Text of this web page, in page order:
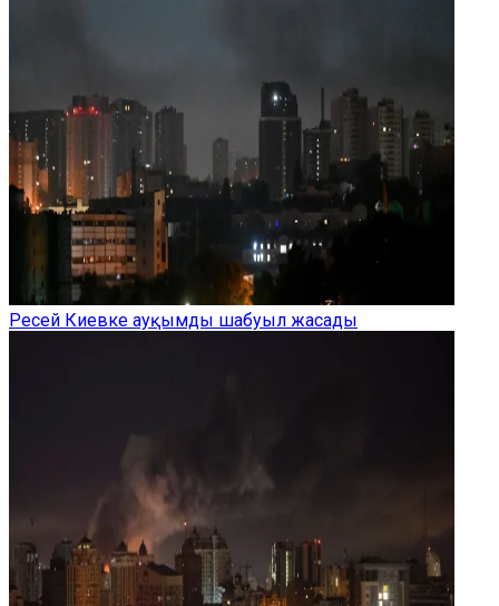
Ресей Киевке ауқымды шабуыл жасады